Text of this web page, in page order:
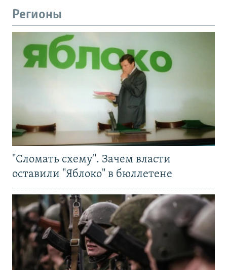
Регионы
"Сломать схему". Зачем власти
оставили "Яблоко" в бюллетене